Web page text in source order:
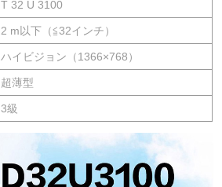
T 32 U 3100
2 m以下（≦32インチ）
ハイビジョン（1366×768）
超薄型
3級